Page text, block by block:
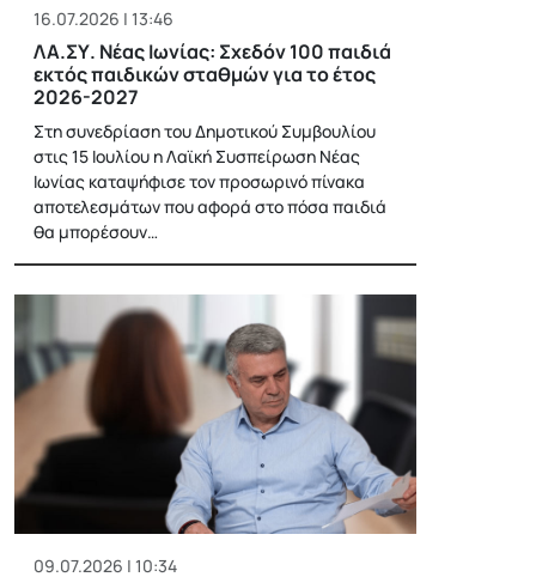
16.07.2026 | 13:46
ΛΑ.ΣΥ. Νέας Ιωνίας: Σχεδόν 100 παιδιά
εκτός παιδικών σταθμών για το έτος
2026-2027
Στη συνεδρίαση του Δημοτικού Συμβουλίου
στις 15 Ιουλίου η Λαϊκή Συσπείρωση Νέας
Ιωνίας καταψήφισε τον προσωρινό πίνακα
αποτελεσμάτων που αφορά στο πόσα παιδιά
θα μπορέσουν…
09.07.2026 | 10:34